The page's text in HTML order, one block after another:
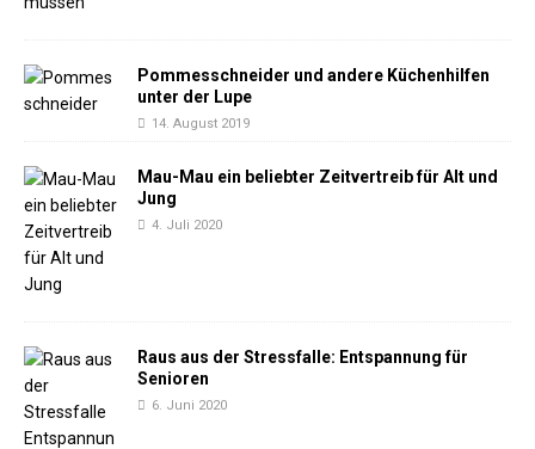
Pommesschneider und andere Küchenhilfen
unter der Lupe
14. August 2019
Mau-Mau ein beliebter Zeitvertreib für Alt und
Jung
4. Juli 2020
Raus aus der Stressfalle: Entspannung für
Senioren
6. Juni 2020